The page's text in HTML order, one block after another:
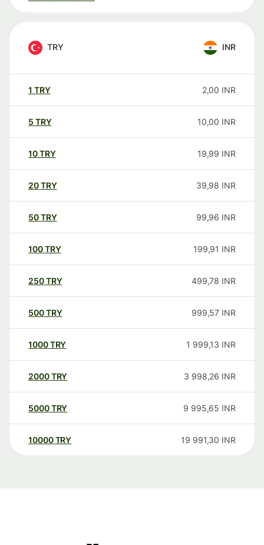
TRY INR
1 TRY 2,00 INR
5 TRY 10,00 INR
10TRY 19,99 INR
20TRY 39,98 INR
50TRY 99,96 INR
100TRY 199,91 INR
250TRY 499,78 INR
500TRY 999,57 INR
1000TRY 1 999,13 INR
2000TRY 3 998,26 INR
5000TRY 9 995,65 INR
10000 TRY 19 991,30 INR